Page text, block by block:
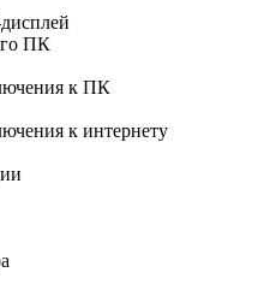
ПК
к ПК
к интернету